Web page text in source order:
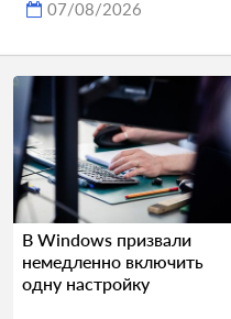
07/08/2026
В Windows призвали
немедленно включить
одну настройку